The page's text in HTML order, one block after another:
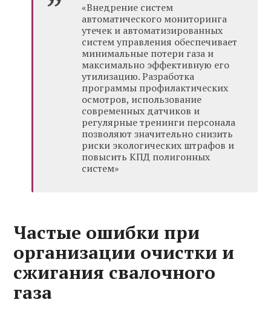
«Внедрение систем
автоматического мониторинга
утечек и автоматизированных
систем управления обеспечивает
минимальные потери газа и
максимально эффективную его
утилизацию. Разработка
программы профилактических
осмотров, использование
современных датчиков и
регулярные тренинги персонала
позволяют значительно снизить
риски экологических штрафов и
повысить КПД полигонных
систем»
Частые ошибки при
организации очистки и
сжигания свалочного
газа